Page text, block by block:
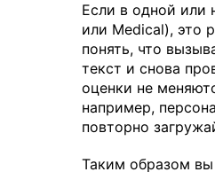
Если в одной или
или Medical), это
понять, что
текст и снова
оценки не
например,
повторно
Таким образом